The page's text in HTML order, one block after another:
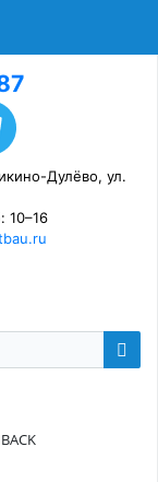
Дулёво, ул.
10–16